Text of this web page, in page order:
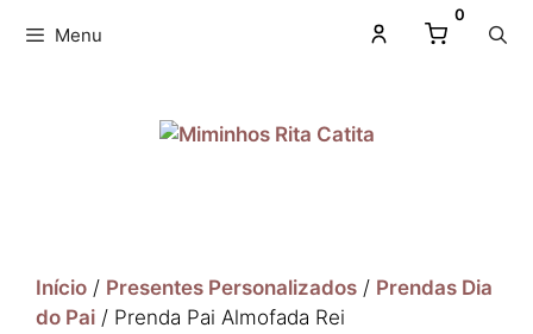
0
Menu
Início / Presentes Personalizados / Prendas Dia
do Pai / Prenda Pai Almofada Rei